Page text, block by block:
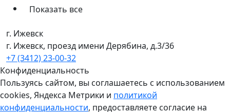
Показать все
г. Ижевск
г. Ижевск, проезд имени Дерябина, д.3/36
+7 (3412) 23-00-32
Конфиденциальность
Пользуясь сайтом, вы соглашаетесь с использованием
cookies, Яндекса Метрики и политикой
конфиденциальности, предоставляете согласие на